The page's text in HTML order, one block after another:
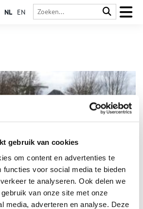
gebruik van cookies
om content en advertenties te
functies voor social media te bieden
te analyseren. Ook delen we
van onze site met onze
media, adverteren en analyse. Deze
NL EN
meest kenmerkend voor Noord-
de Munnikenweg. Dat mag je wel een
Guus Breebaart-Beuse heeft gelijk.
een weg die eeuwen geleden door
waar de graaf dwangburchten liet